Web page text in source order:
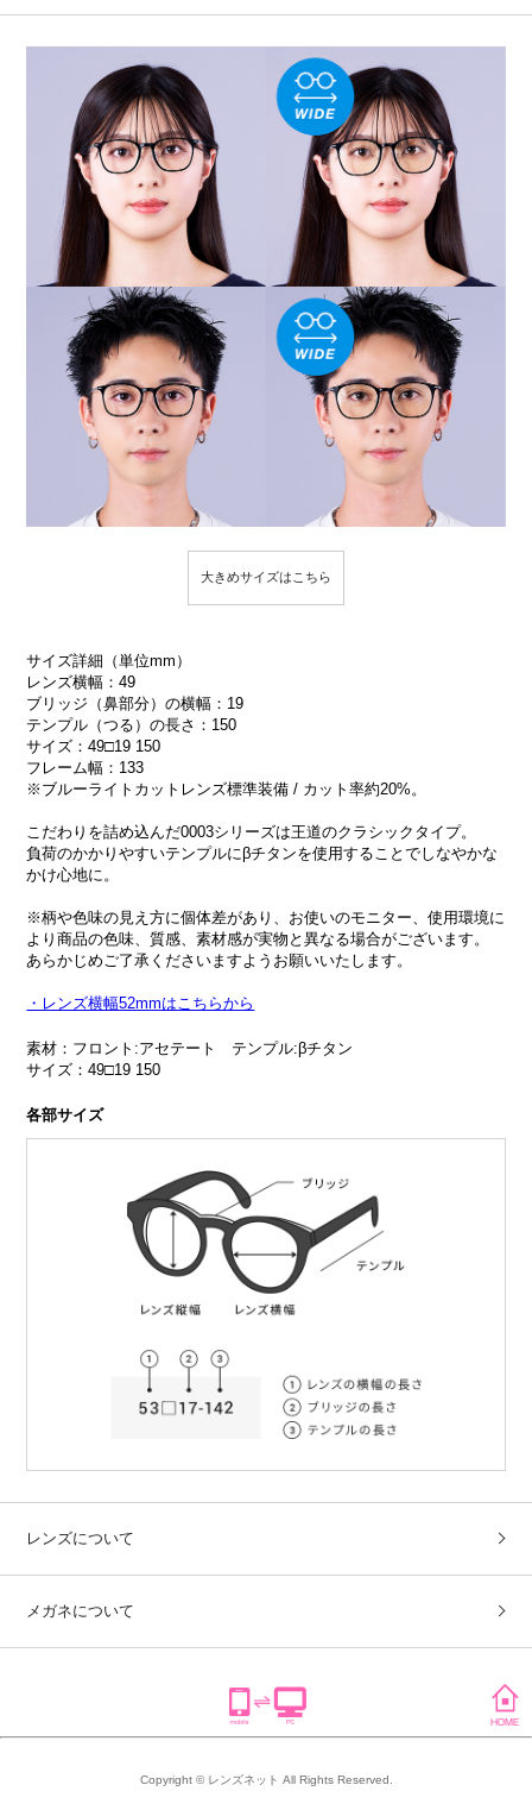
大きめサイズはこちら
サイズ詳細（単位mm）
レンズ横幅：49
ブリッジ（鼻部分）の横幅：19
テンプル（つる）の長さ：150
サイズ：49□19 150
フレーム幅：133
※ブルーライトカットレンズ標準装備 / カット率約20%。
こだわりを詰め込んだ0003シリーズは王道のクラシックタイプ。
負荷のかかりやすいテンプルにβチタンを使用することでしなやかな
かけ心地に。
※柄や色味の見え方に個体差があり、お使いのモニター、使用環境に
より商品の色味、質感、素材感が実物と異なる場合がございます。
あらかじめご了承くださいますようお願いいたします。
・レンズ横幅52mmはこちらから
素材：フロント:アセテート テンプル:βチタン
サイズ：49□19 150
各部サイズ
レンズについて
メガネについて
Copyright © レンズネット All Rights Reserved.